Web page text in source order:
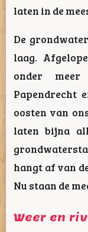
laten in de
De
laag.
onder meer
Papendrecht
oosten van
laten bijna
hangt af van
Nu staan de
Weer en